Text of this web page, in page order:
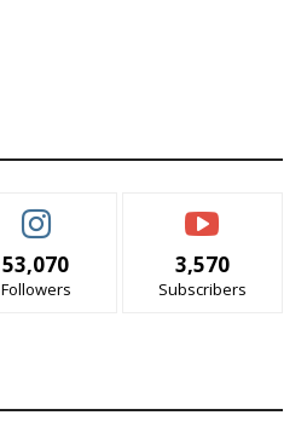
53,070
Followers
3,570
Subscribers